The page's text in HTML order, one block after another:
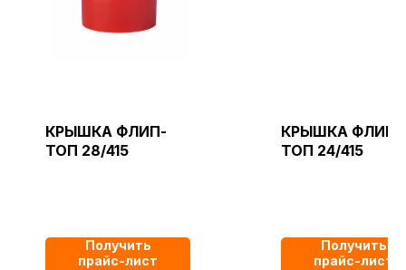
КРЫШКА ФЛИП-
ТОП 28/415
Получить
прайс-лист
КРЫШКА ФЛИП-
ТОП 24/415
Получить
прайс-лист